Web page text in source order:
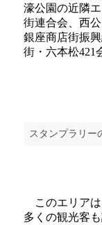
濠公園の近隣
街連合会、西
銀座商店街振
街・六本松421
スタンプラリー
このエリアは
多くの観光客